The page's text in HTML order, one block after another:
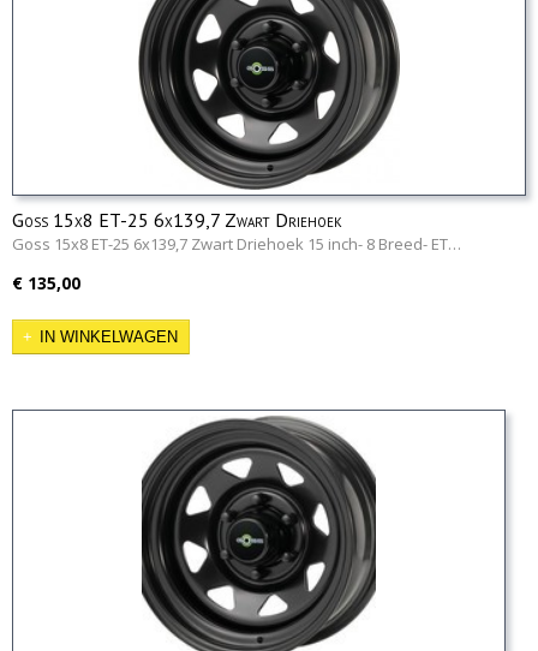
Goss 15x8 ET-25 6x139,7 Zwart Driehoek
Goss 15x8 ET-25 6x139,7 Zwart Driehoek 15 inch- 8 Breed- ET…
€ 135,00
IN WINKELWAGEN